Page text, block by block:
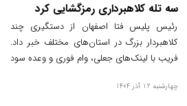
سه تله کلاهبرداری رمزگشایی کرد
رئیس پلیس فتا اصفهان از دستگیری چند
کلاهبردار بزرگ در استان‌های مختلف خبر داد.
فریب با لینک‌های جعلی، وام فوری و وعده سود
چهارشنبه 12 آذر 1404